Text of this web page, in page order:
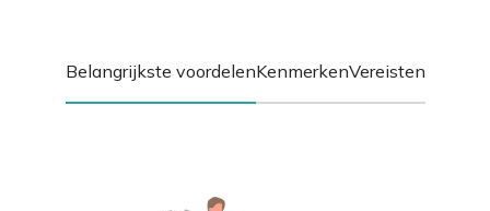
Belangrijkste voordelenKenmerkenVereisten